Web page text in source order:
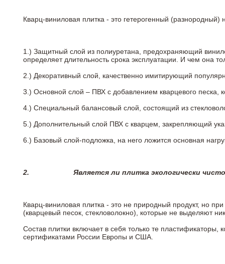
Кварц-виниловая плитка - это гетерогенный
1.) Защитный слой из полиуретана, предохраняющий
определяет длительность срока эксплуатации. И чем она
2.) Декоративный слой, качественно имитирующий
3.) Основной слой – ПВХ с добавлением кварцевого песка,
4.) Специальный балансовый слой, состоящий из
5.) Дополнительный слой ПВХ с кварцем, закрепляющий
6.) Базовый слой-подложка, на него ложится основная
2. Является ли плитка экологически
Кварц-виниловая плитка - это не природный продукт, но
(кварцевый песок, стекловолокно), которые не выделяют
Состав плитки включает в себя только те
сертификатами России Европы и США.